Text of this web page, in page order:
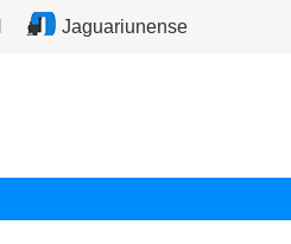
Jaguariunense